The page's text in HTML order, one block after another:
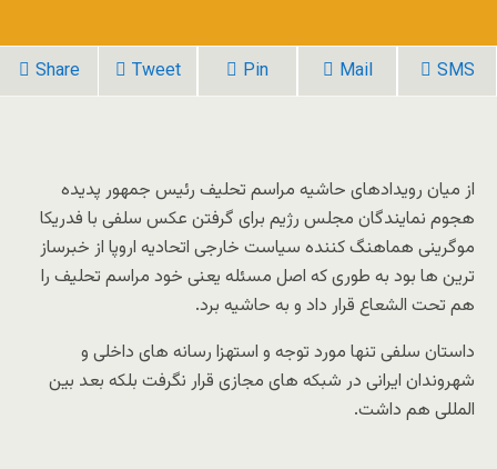
Share Tweet Pin Mail SMS
از میان رویدادهای حاشیه مراسم تحلیف رئیس جمهور پدیده
هجوم نمایندگان مجلس رژیم برای گرفتن عکس سلفی با فدریکا
موگرینی هماهنگ کننده سیاست خارجی اتحادیه اروپا از خبرساز
ترین ها بود به طوری که اصل مسئله یعنی خود مراسم تحلیف را
هم تحت الشعاع قرار داد و به حاشیه برد.
داستان سلفی تنها مورد توجه و استهزا رسانه های داخلی و
شهروندان ایرانی در شبکه های مجازی قرار نگرفت بلکه بعد بین
المللی هم داشت.